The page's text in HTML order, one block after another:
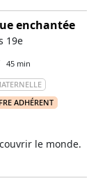
enchantée
19e
45 min
ADHÉRENT
le monde.